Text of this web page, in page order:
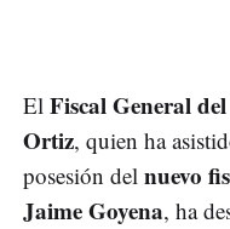
El Fiscal General
Ortiz, quien ha
posesión del nuevo
Jaime Goyena, ha